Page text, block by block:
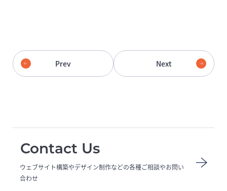
Prev Next
Contact Us
ウェブサイト構築やデザイン制作などの各種ご相談やお問い
合わせ